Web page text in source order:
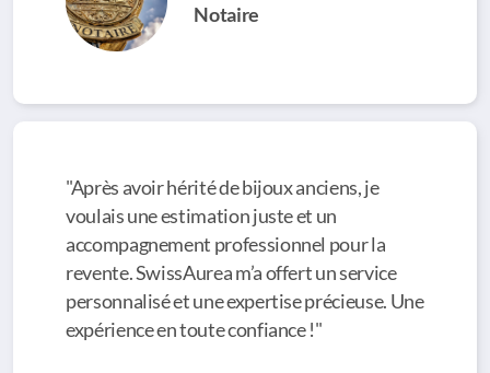
Notaire
"Après avoir hérité de bijoux anciens, je
voulais une estimation juste et un
accompagnement professionnel pour la
revente. SwissAurea m’a offert un service
personnalisé et une expertise précieuse. Une
expérience en toute confiance !"